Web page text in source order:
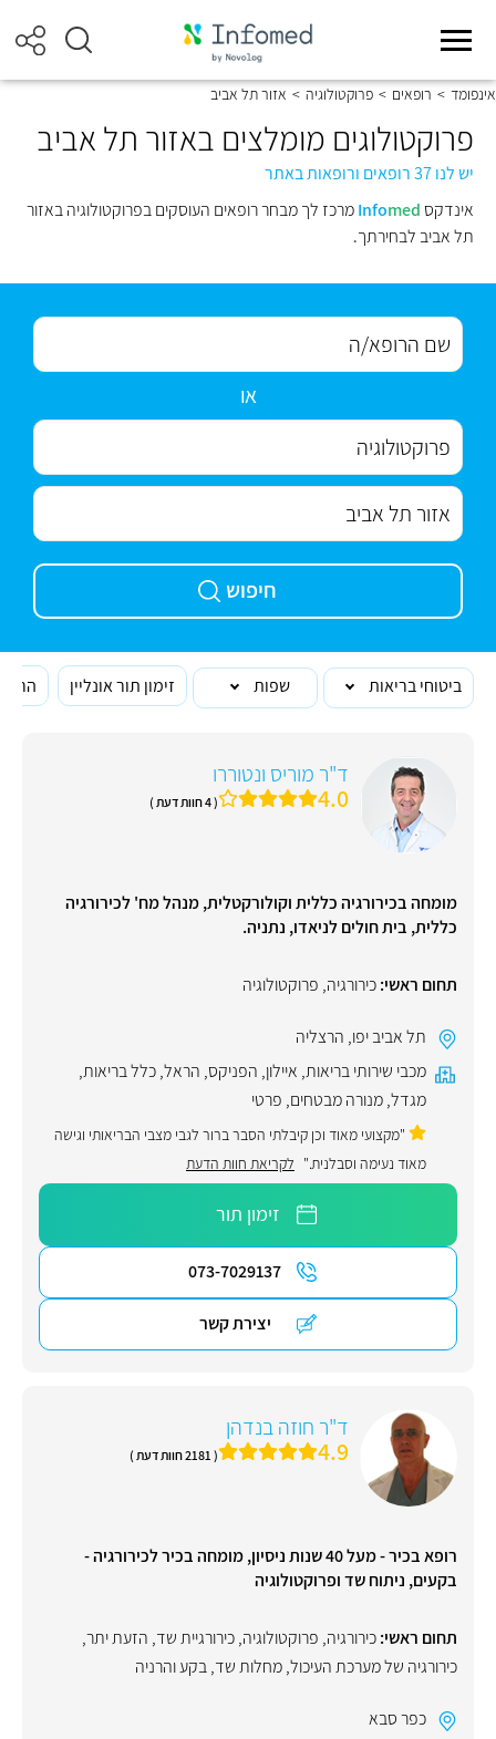
אינפומד > רופאים > פרוקטולוגיה > אזור תל אביב
פרוקטולוגים מומלצים באזור תל אביב
יש לנו 37 רופאים ורופאות באתר
אינדקס
Infomed
מרכז לך מבחר רופאים העוסקים בפרוקטולוגיה באזור
תל אביב לבחירתך.
או
חיפוש
ביטוחי בריאות שפות זימון תור אונליין
ד"ר מוריס ונטוררו
4.0 ( 4 חוות דעת )
מומחה בכירורגיה כללית וקולורקטלית, מנהל מח' לכירורגיה
כללית, בית חולים לניאדו, נתניה.
תחום ראשי:כירורגיה, פרוקטולוגיה
תל אביב יפו, הרצליה
מכבי שירותי בריאות, איילון, הפניקס, הראל,כלל בריאות,
מגדל,מנורה מבטחים, פרטי
"מקצועי מאוד וכן קיבלתי הסבר ברור לגבי מצבי הבריאותי וגישה
מאוד נעימה וסבלנית." לקריאת חוות הדעת
זימון תור
073-7029137
יצירת קשר
ד"ר חוזה בנדהן
4.9 ( 2181 חוות דעת )
רופא בכיר - מעל 40 שנות ניסיון, מומחה בכיר לכירורגיה -
בקעים, ניתוח שד ופרוקטולוגיה
תחום ראשי:כירורגיה, פרוקטולוגיה,כירורגיית שד, הזעת יתר,
כירורגיה של מערכת העיכול,מחלות שד,בקע והרניה
כפר סבא